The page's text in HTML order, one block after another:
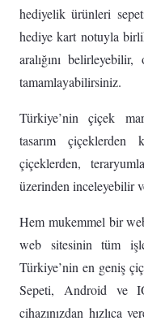
hediyelik ürünleri
hediye kart notuyla
aralığını
tamamlayabilirsiniz.
Türkiye’nin çiçek
tasarım
çiçeklerden,
üzerinden inceleyebilir
Hem mukemmel bir
web sitesinin tüm
Türkiye’nin en geniş
Sepeti, Android ve
cihazınızdan hızlıca